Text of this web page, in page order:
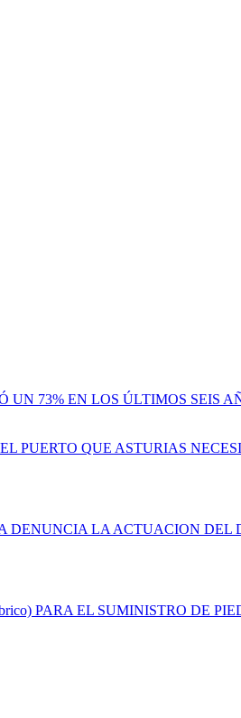
UN 73% EN LOS ÚLTIMOS SEIS
PUERTO QUE ASTURIAS
LA ACTUACION DEL
PARA EL SUMINISTRO DE